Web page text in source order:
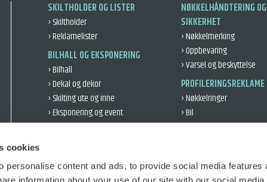
cookies
personalise content and ads, to provide social media features
SKILTHOLDER OG LISTER
› Skiltholder
› Reklamelister
BILHALL OG EKSPONERING
› Bilhall
› Dekal og dekor
› Skilting ute og inne
› Eksponering og event
› Dekklogistikk
› Bilbeskyttelse
NØKKELHÅNDTERING OG
SIKKERHET
› Nøkkelmerking
› Oppbevaring
› Varsel og beskyttelse
PROFILERINGSREKLAME
› Nøkkelringer
› Bil
› Kundegaver
TRAFIKKOPPLÆRING